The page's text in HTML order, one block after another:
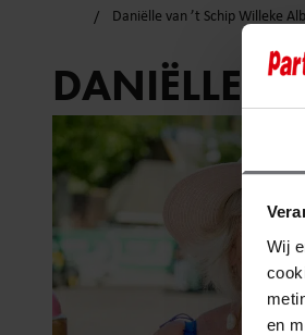
Wij
en
Daniëlle van ’t Schip Willeke
DANIËLLE